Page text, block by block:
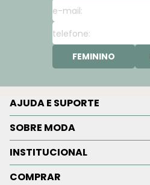
FEMININO
AJUDA E SUPORTE
SOBRE MODA
INSTITUCIONAL
COMPRAR